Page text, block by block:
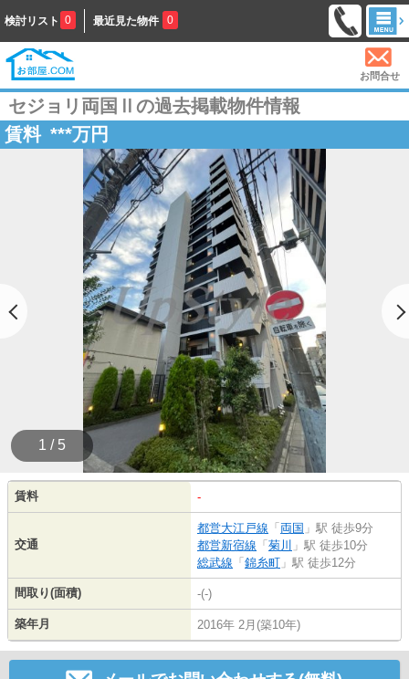
検討リスト 0 最近見た物件 0
お問合せ
セジョリ両国Ⅱの過去掲載物件情報
賃料 ***万円
1 / 5
賃料 -
交通
都営大江戸線 「 両国 」駅 徒歩9分
都営新宿線 「 菊川 」駅 徒歩10分
総武線 「 錦糸町 」駅 徒歩12分
間取り(面積) -(-)
築年月 2016年 2月(築10年)